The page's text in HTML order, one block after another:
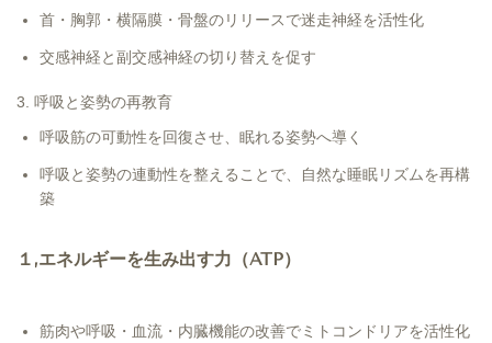
首・胸郭・横隔膜・骨盤のリリースで迷走神経を活性化
交感神経と副交感神経の切り替えを促す
3. 呼吸と姿勢の再教育
呼吸筋の可動性を回復させ、眠れる姿勢へ導く
呼吸と姿勢の連動性を整えることで、自然な睡眠リズムを再構
築
１,エネルギーを生み出す力（ATP）
筋肉や呼吸・血流・内臓機能の改善でミトコンドリアを活性化